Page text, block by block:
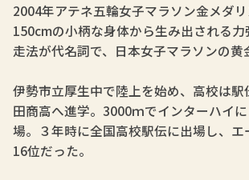
2004年アテネ五輪女子マラソン金メダ
150cmの小柄な身体から生み出される力
走法が代名詞で、日本女子マラソンの黄
伊勢市立厚生中で陸上を始め、高校は駅
田商高へ進学。3000ｍでインターハイ
場。３年時に全国高校駅伝に出場し、エ
16位だった。